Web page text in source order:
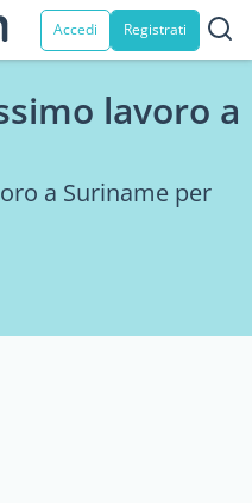
Accedi Registrati
lavoro a
a Suriname per